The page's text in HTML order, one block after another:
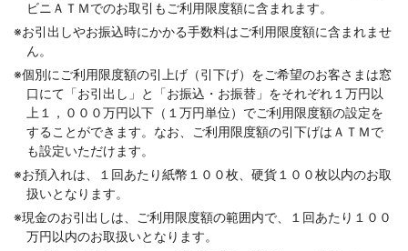
ビニＡＴＭでのお取引もご利用限度額に含まれます。
※
コメジルシ
お引出しやお振込時にかかる手数料はご利用限度額に含まれませ
ん。
※
コメジルシ
個別にご利用限度額の引上げ（引下げ）をご希望のお客さまは窓
口にて「お引出し」と「お振込・お振替」をそれぞれ１万円以
上１，０００万円以下（１万円単位）でご利用限度額の設定を
することができます。なお、ご利用限度額の引下げはＡＴＭで
も設定いただけます。
※
コメジルシ
お預入れは、１回あたり紙幣１００枚、硬貨１００枚以内のお取
扱いとなります。
※
コメジルシ
現金のお引出しは、ご利用限度額の範囲内で、１回あたり１００
万円以内のお取扱いとなります。